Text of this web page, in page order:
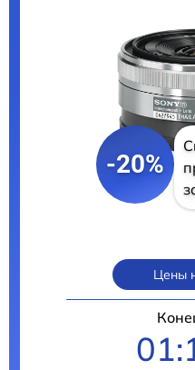
-20%
Цены